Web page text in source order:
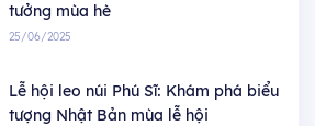
tưởng mùa hè
25/06/2025
Lễ hội leo núi Phú Sĩ: Khám phá biểu
tượng Nhật Bản mùa lễ hội